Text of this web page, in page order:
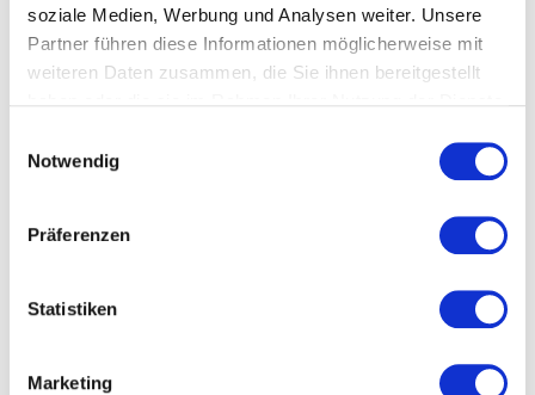
soziale Medien, Werbung und Analysen weiter. Unsere
Partner führen diese Informationen möglicherweise mit
weiteren Daten zusammen, die Sie ihnen bereitgestellt
Notwendig
Präferenzen
Statistiken
Marketing
KOMMUNIKATIONund MARKETING . Ein weiteres
Highlight ist die NITE am 7. Dezember mit der
offiziellen Eröffnung der neu renovierten
Anschließend geht’s zur Aftershowparty in die
Strada Del Startup mit Drinks, DJ-Set & Funpart!
Abschluss findet das FCI dieses Jahr erstmals
mit demINNOVATION CITIES SYMPOS/UM am
11.